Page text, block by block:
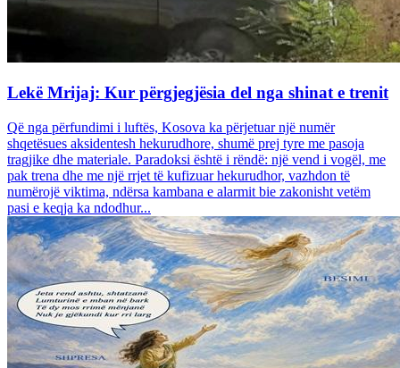
Lekë Mrijaj: Kur përgjegjësia del nga shinat e trenit
Që nga përfundimi i luftës, Kosova ka përjetuar një numër
shqetësues aksidentesh hekurudhore, shumë prej tyre me pasoja
tragjike dhe materiale. Paradoksi është i rëndë: një vend i vogël, me
pak trena dhe me një rrjet të kufizuar hekurudhor, vazhdon të
numërojë viktima, ndërsa kambana e alarmit bie zakonisht vetëm
pasi e keqja ka ndodhur...